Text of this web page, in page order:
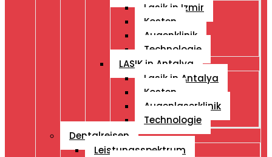
Lasik in Izmir
Kosten
Augenklinik
Technologie
LASIK in Antalya
Lasik in Antalya
Kosten
Augenlaserklinik
Technologie
Dentalreisen
Leistungsspektrum